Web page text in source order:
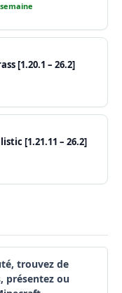
[1.20.1 – 26.2]
[1.21.11 – 26.2]
trouvez de
présentez ou